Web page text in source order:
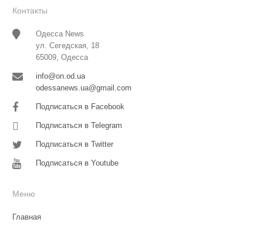
Контакты
Одесса News
ул. Сегедская, 18
65009, Одесса
info@on.od.ua
odessanews.ua@gmail.com
Подписаться в Facebook
Подписаться в Telegram
Подписаться в Twitter
Подписаться в Youtube
Меню
Главная